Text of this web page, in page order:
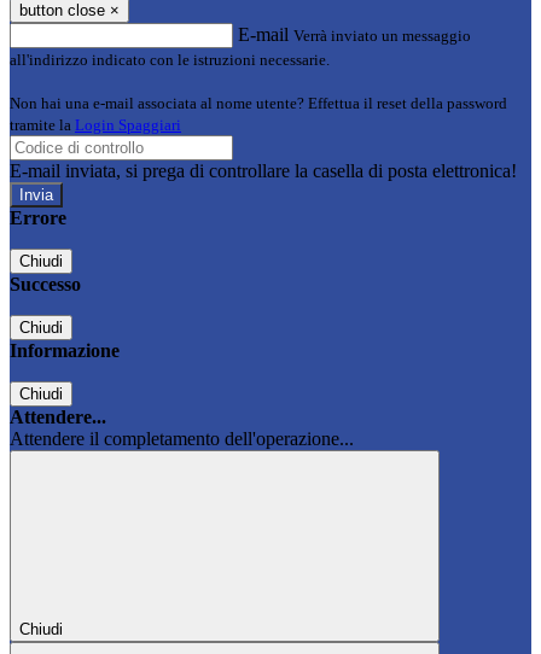
button close ×
E-mail Verrà inviato un messaggio
all'indirizzo indicato con le istruzioni necessarie.
Non hai una e-mail associata al nome utente? Effettua il reset della password
tramite la Login Spaggiari
E-mail inviata, si prega di controllare la casella di posta elettronica!
Errore
Chiudi
Successo
Chiudi
Informazione
Chiudi
Attendere...
Attendere il completamento dell'operazione...
Chiudi